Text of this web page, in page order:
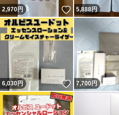
2,970円 いいね！
5,888円
6,030円 いいね！
7,700 円